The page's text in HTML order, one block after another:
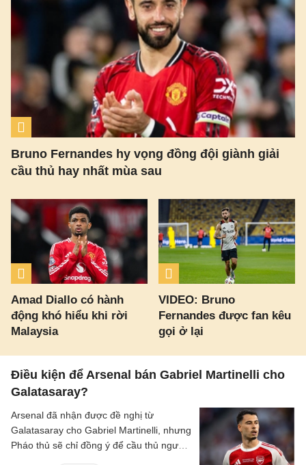
Bruno Fernandes hy vọng đồng đội giành giải
cầu thủ hay nhất mùa sau
Amad Diallo có hành
động khó hiểu khi rời
Malaysia
VIDEO: Bruno
Fernandes được fan kêu
gọi ở lại
Điều kiện để Arsenal bán Gabriel Martinelli cho
Galatasaray?
Arsenal đã nhận được đề nghị từ
Galatasaray cho Gabriel Martinelli, nhưng
Pháo thủ sẽ chỉ đồng ý để cầu thủ người